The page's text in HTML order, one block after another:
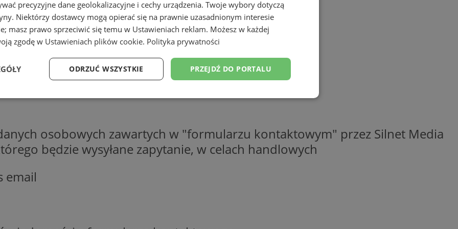
osobowych zawartych w "formularzu kontaktowym" przez Silnet Media
będzie wysyłane zapytanie, w celach handlowych
email
precyzyjne dane geolokalizacyjne i cechy urządzenia. Twoje wybory dotyczą
Niektórzy dostawcy mogą opierać się na prawnie uzasadnionym interesie
masz prawo sprzeciwić się temu w Ustawieniach reklam. Możesz w każdej
zgodę w Ustawieniach plików cookie. Polityka prywatności
PRZEJDŹ DO PORTALU
ODRZUĆ WSZYSTKIE
Wydajność Targetowanie Funkcjonalność Niesklasyfikowane